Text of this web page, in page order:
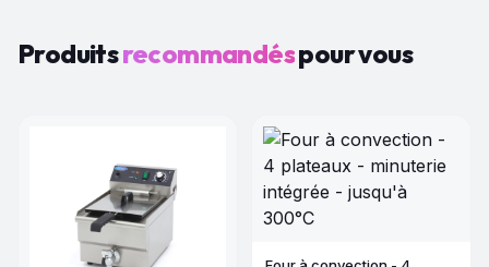
Produitsrecommandéspour vous